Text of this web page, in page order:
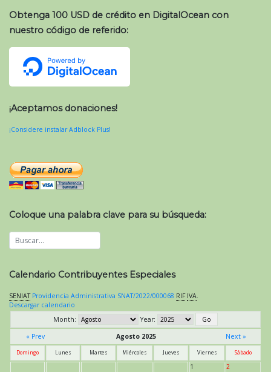
Obtenga 100 USD de crédito en DigitalOcean con
nuestro código de referido:
¡Aceptamos donaciones!
¡Considere instalar Adblock Plus!
Coloque una palabra clave para su búsqueda:
Calendario Contribuyentes Especiales
SENIAT Providencia Administrativa SNAT/2022/000068 RIF IVA
Descargar calendario
Month:
Year:
« Prev
Agosto 2025 Next »
Domingo Lunes Martes Miércoles Jueves Viernes Sábado
1 2